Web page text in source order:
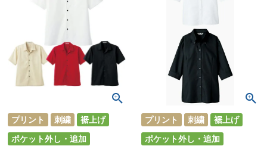
プリント 刺繍
裾上げ
ポケット外し・追加
プリント 刺繍
裾上げ
ポケット外し・追加